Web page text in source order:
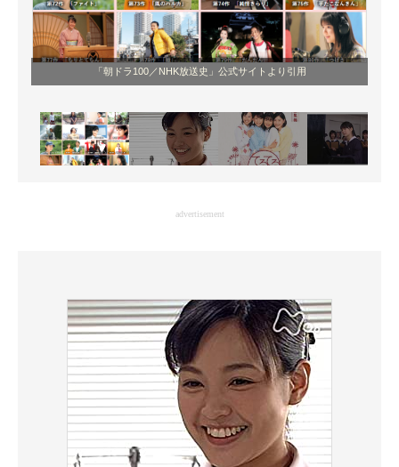
AI活用のいまが分かる
企業ITのトレンドを詳説
マーケ×ITの今がよく分かる
ITエンジニア向け専門サイト
モノづくり技術者専門サイト
エレクトロニクス専門サイト
電子設計の基本と応用
エネルギーの専門メディア
「朝ドラ100／NHK放送史」公式サイトより引用
advertisement